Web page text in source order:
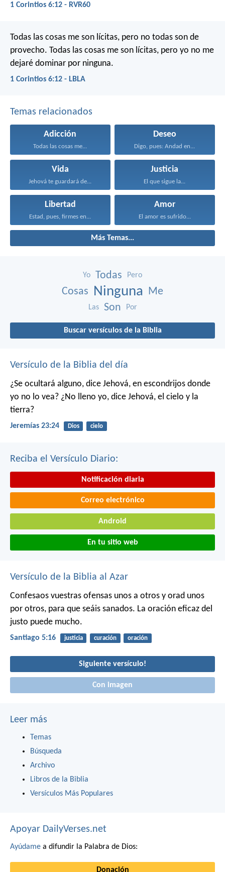
1 Corintios 6:12 - RVR60
Todas las cosas me son lícitas, pero no todas son de
provecho. Todas las cosas me son lícitas, pero yo no me
dejaré dominar por ninguna.
1 Corintios 6:12 - LBLA
Temas relacionados
Adicción
Todas las cosas me...
Deseo
Digo, pues: Andad en...
Vida
Jehová te guardará de...
Justicia
El que sigue la...
Libertad
Estad, pues, firmes en...
Amor
El amor es sufrido...
Más Temas...
Yo Todas Pero
Cosas Ninguna Me
Las Son Por
Buscar versículos de la Biblia
Versículo de la Biblia del día
¿Se ocultará alguno, dice Jehová, en escondrijos donde
yo no lo vea? ¿No lleno yo, dice Jehová, el cielo y la
tierra?
Jeremías 23:24 Dios cielo
Reciba el Versículo Diario:
Notificación diaria
Correo electrónico
Android
En tu sitio web
Versículo de la Biblia al Azar
Confesaos vuestras ofensas unos a otros y orad unos
por otros, para que seáis sanados. La oración eficaz del
justo puede mucho.
Santiago 5:16 justicia curación oración
Siguiente versículo!
Con imagen
Leer más
Temas
Búsqueda
Archivo
Libros de la Biblia
Versículos Más Populares
Apoyar DailyVerses.net
Ayúdame a difundir la Palabra de Dios:
Donación